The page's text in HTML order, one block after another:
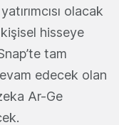
olacak
hisseye
tam
edecek olan
Ar-Ge